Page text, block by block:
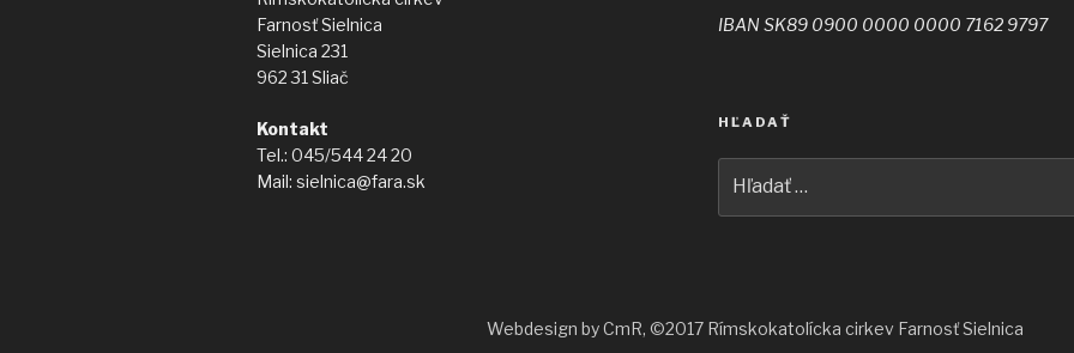
Farnosť Sielnica
Sielnica 231
962 31 Sliač
Kontakt
Tel.: 045/544 24 20
Mail: sielnica@fara.sk
IBAN SK89 0900 0000 0000 7162 9797
HĽADAŤ
Webdesign by CmR, ©2017 Rímskokatolícka cirkev Farnosť Sielnica